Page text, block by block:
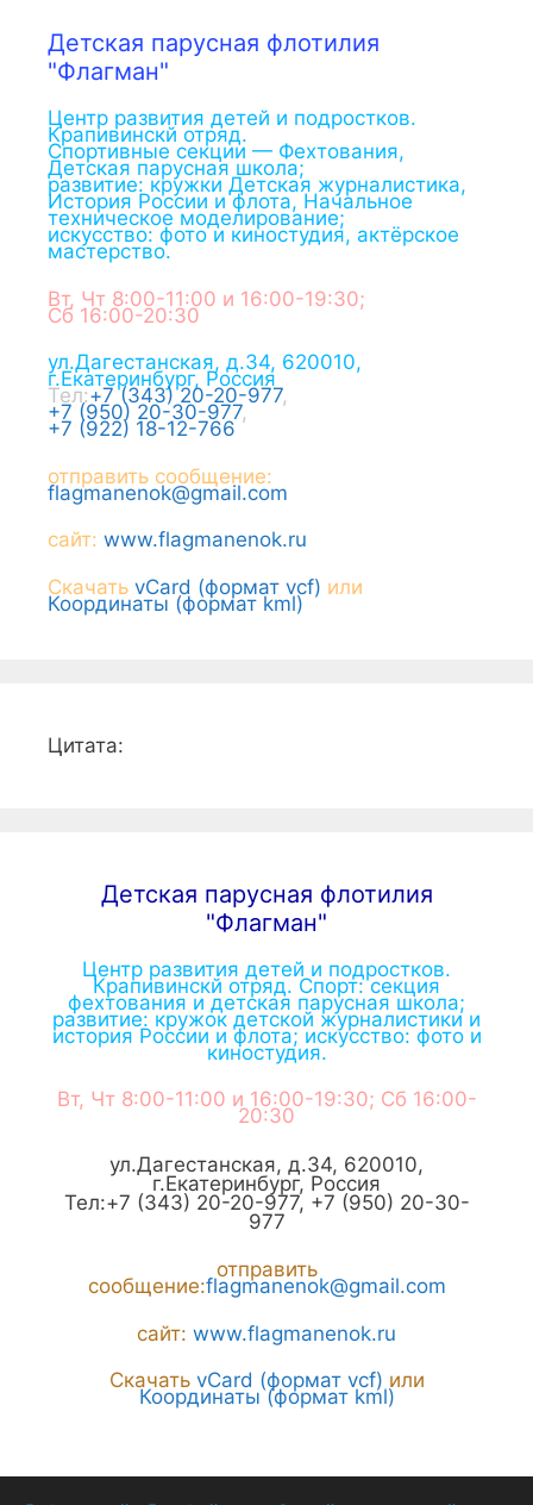
Детская парусная флотилия
"Флагман"
Центр развития детей и подростков.
Крапивинскй отряд.
Спортивные секции — Фехтования,
Детская парусная школа;
развитие: кружки Детская журналистика,
История России и флота, Начальное
техническое моделирование;
искусство: фото и киностудия, актёрское
мастерство.
Вт, Чт 8:00-11:00 и 16:00-19:30;
Сб 16:00-20:30
ул.Дагестанская, д.34, 620010,
г.Екатеринбург, Россия
Тел:+7 (343) 20-20-977,
+7 (950) 20-30-977,
+7 (922) 18-12-766
отправить сообщение:
flagmanenok@gmail.com
сайт: www.flagmanenok.ru
Скачать vCard (формат vcf) или
Координаты (формат kml)
Цитата:
Детская парусная флотилия
"Флагман"
Центр развития детей и подростков.
Крапивинскй отряд. Спорт: секция
фехтования и детская парусная школа;
развитие: кружок детской журналистики и
история России и флота; искусство: фото и
киностудия.
Вт, Чт 8:00-11:00 и 16:00-19:30; Сб 16:00-
20:30
ул.Дагестанская, д.34, 620010,
г.Екатеринбург, Россия
Тел:+7 (343) 20-20-977, +7 (950) 20-30-
977
отправить
сообщение:flagmanenok@gmail.com
сайт: www.flagmanenok.ru
Скачать vCard (формат vcf) или
Координаты (формат kml)